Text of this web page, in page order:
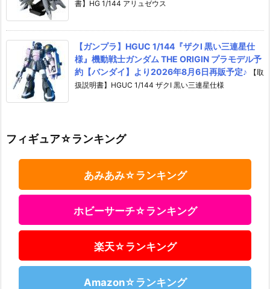
書】HG 1/144 アリュゼウス
【ガンプラ】HGUC 1/144『ザクI 黒い三連星仕
様』機動戦士ガンダム THE ORIGIN プラモデル予
約【バンダイ】より2026年8月6日再販予定♪
【取
扱説明書】HGUC 1/144 ザクI 黒い三連星仕様
フィギュア☆ランキング
あみあみ☆ランキング
ホビーサーチ☆ランキング
楽天☆ランキング
Amazon☆ランキング